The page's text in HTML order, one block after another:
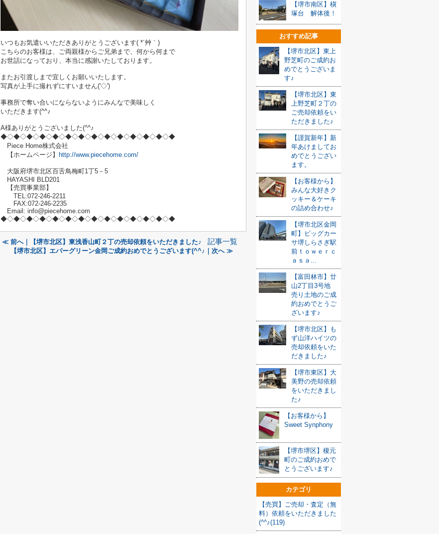
いつもお気遣いいただきありがとうございます( *´艸｀)
こちらのお客様は、ご両親様からご兄弟まで、何から何まで
お世話になっており、本当に感謝いたしております。
またお引渡しまで宜しくお願いいたします。
写真が上手に撮れずにすいません('◇')ゞ
事務所で奪い合いにならないようにみんなで美味しく
いただきます(^^♪
A様ありがとうございました(^^♪
◆◇◆◇◆◇◆◇◆◇◆◇◆◇◆◇◆◇◆◇◆◇◆◇◆◇◆
Piece Home株式会社
【ホームページ】
http://www.piecehome.com/
大阪府堺市北区百舌鳥梅町1丁5－5
HAYASHI BLD201
【売買事業部】
TEL:072-246-2211
FAX:072-246-2235
Email: info@piecehome.com
◆◇◆◇◆◇◆◇◆◇◆◇◆◇◆◇◆◇◆◇◆◇◆◇◆◇◆
≪ 前へ｜【堺市北区】東浅香山町２丁の売却依頼をいただきました♪ 記事一覧
【堺市北区】エバーグリーン金岡ご成約おめでとうございます(^^♪｜次へ ≫
【堺市南区】槇
塚台 解体後！
おすすめ記事
【堺市北区】東上
野芝町のご成約お
めでとうございま
す♪
【堺市北区】東
上野芝町２丁の
ご売却依頼をい
ただきました♪
【謹賀新年】新
年あけましてお
めでとうござい
ます。
【お客様から】
みんな大好きク
ッキー＆ケーキ
の詰め合わせ♪
【堺市北区金岡
町】ビッグカー
サ堺しらさぎ駅
前ｔｏｗｅｒｃ
ａｓａ...
【富田林市】廿
山2丁目3号地
売り土地のご成
約おめでとうご
ざいます♪
【堺市北区】も
ず山洋ハイツの
売却依頼をいた
だきました♪
【堺市東区】大
美野の売却依頼
をいただきまし
た♪
【お客様から】
Sweet Synphony
【堺市堺区】榎元
町のご成約おめで
とうございます♪
カテゴリ
【売買】ご売却・査定（無
料）依頼をいただきました
(^^♪(119)